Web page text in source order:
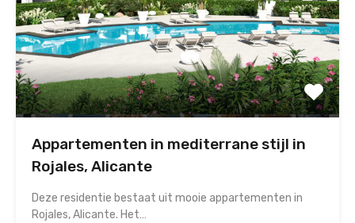
Appartementen in mediterrane stijl in
Rojales, Alicante
Deze residentie bestaat uit mooie appartementen in
Rojales, Alicante. Het…